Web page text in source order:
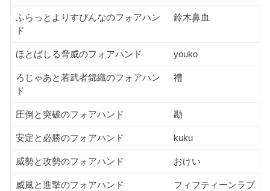
ふらっとよりすぴんなのフォアハン
ド
鈴木鼻血
ほとばしる脅威のフォアハンド youko
ろじゃあと若武者錦織のフォアハン
ド
禮
圧倒と突破のフォアハンド 勘
安定と必勝のフォアハンド kuku
威勢と攻勢のフォアハンド おけい
威風と進撃のフォアハンド フィフティーンラブ